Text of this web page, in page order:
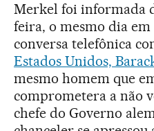
Merkel foi informada
feira, o mesmo dia
conversa telefônica
Estados Unidos,
mesmo homem que
comprometera a não
chefe do Governo